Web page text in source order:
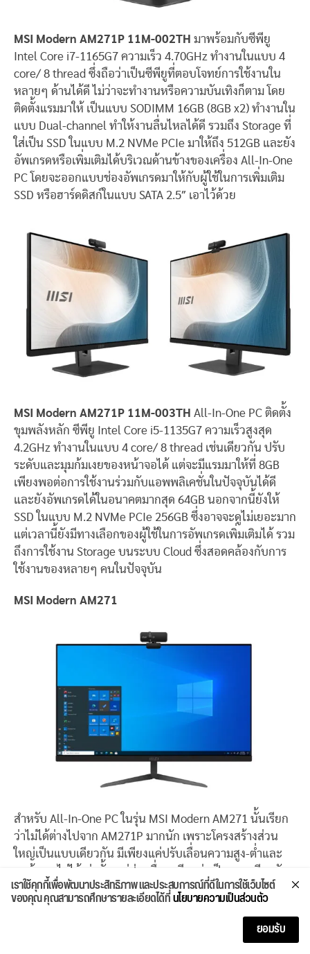
MSI Modern AM271P 11M-002TH มาพร้อมกับซีพียู
Intel Core i7-1165G7 ความเร็ว 4.70GHz ทำงานในแบบ 4
core/ 8 thread ซึ่งถือว่าเป็นซีพียูที่ตอบโจทย์การใช้งานใน
หลายๆ ด้านได้ดี ไม่ว่าจะทำงานหรือความบันเทิงก็ตาม โดย
ติดตั้งแรมมาให้ เป็นแบบ SODIMM 16GB (8GB x2) ทำงานใน
แบบ Dual-channel ทำให้งานลื่นไหลได้ดี รวมถึง Storage ที่
ใส่เป็น SSD ในแบบ M.2 NVMe PCIe มาให้ถึง 512GB และยัง
อัพเกรดหรือเพิ่มเติมได้บริเวณด้านข้างของเครื่อง All-In-One
PC โดยจะออกแบบช่องอัพเกรดมาให้กับผู้ใช้ในการเพิ่มเติม
SSD หรือฮาร์ดดิสก์ในแบบ SATA 2.5″ เอาไว้ด้วย
MSI Modern AM271P 11M-003TH All-In-One PC ติดตั้ง
ขุมพลังหลัก ซีพียู Intel Core i5-1135G7 ความเร็วสูงสุด
4.2GHz ทำงานในแบบ 4 core/ 8 thread เช่นเดียวกัน ปรับ
ระดับและมุมก้มเงยของหน้าจอได้ แต่จะมีแรมมาให้ที่ 8GB
เพียงพอต่อการใช้งานร่วมกับแอพพลิเคชั่นในปัจจุบันได้ดี
และยังอัพเกรดได้ในอนาคตมากสุด 64GB นอกจากนี้ยังให้
SSD ในแบบ M.2 NVMe PCIe 256GB ซึ่งอาจจะดูไม่เยอะมาก
แต่เวลานี้ยังมีทางเลือกของผู้ใช้ในการอัพเกรดเพิ่มเติมได้ รวม
ถึงการใช้งาน Storage บนระบบ Cloud ซึ่งสอดคล้องกับการ
ใช้งานของหลายๆ คนในปัจจุบัน
MSI Modern AM271
สำหรับ All-In-One PC ในรุ่น MSI Modern AM271 นั้นเรียก
ว่าไม่ได้ต่างไปจาก AM271P มากนัก เพราะโครงสร้างส่วน
ใหญ่เป็นแบบเดียวกัน มีเพียงแค่ปรับเลื่อนความสูง-ต่ำและ
มุมก้มเงยไม่ได้เท่านั้น แต่ส่วนอื่นๆ เรียกว่าเป็นแบบเดียวกัน
เกือบทั้งหมด ไม่ว่าจะเป็น ซีพียู แรม กราฟิก Storage และ
พอร์ต่อพ่วงต่างๆ รวมไปถึง Windows 10 Home และการรับ
เราใช้คุกกี้เพื่อพัฒนาประสิทธิภาพ และประสบการณ์ที่ดีในการใช้เว็บไซต์
ของคุณ คุณสามารถศึกษารายละเอียดได้ที่นโยบายความเป็นส่วนตัว
ยอมรับ